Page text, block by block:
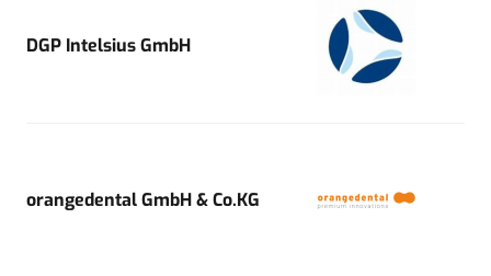
DGP Intelsius GmbH
orangedental GmbH & Co.KG